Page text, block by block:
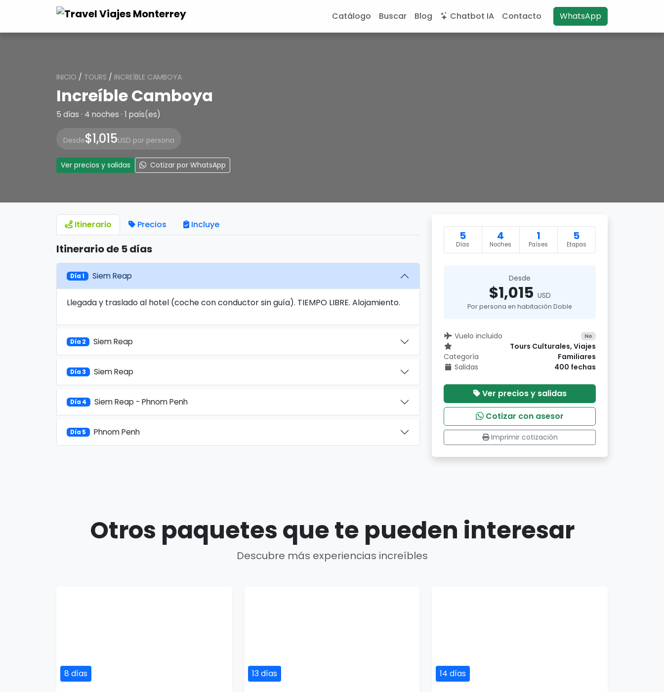
Catálogo Buscar Blog Chatbot IA Contacto WhatsApp
INICIO / TOURS / INCREÍBLE CAMBOYA
Increíble Camboya
5 días · 4 noches · 1 país(es)
Desde$1,015USD por persona
Ver precios y salidas Cotizar por WhatsApp
Itinerario Precios Incluye
Itinerario de 5 días
Día 1 Siem Reap
Llegada y traslado al hotel (coche con conductor sin guía). TIEMPO LIBRE. Alojamiento.
Día 2 Siem Reap
Día 3 Siem Reap
Día 4 Siem Reap - Phnom Penh
Día 5 Phnom Penh
5
Días
4
Noches
1
Países
5
Etapas
Desde
$1,015 USD
Por persona en habitación Doble
Vuelo incluido No
Categoría
Tours Culturales, Viajes
Familiares
Salidas
400 fechas
Ver precios y salidas
Cotizar con asesor
Imprimir cotización
Otros paquetes que te pueden interesar
Descubre más experiencias increíbles
8 días 13 días 14 días